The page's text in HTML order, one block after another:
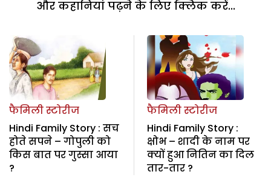
और कहानियां पढ़ने के लिए क्लिक करें...
फैमिली स्टोरीज
Hindi Family Story : सच
होते सपने – गोपुली को
किस बात पर गुस्सा आया
?
फैमिली स्टोरीज
Hindi Family Story :
क्षोभ – शादी के नाम पर
क्यों हुआ नितिन का दिल
तार-तार ?